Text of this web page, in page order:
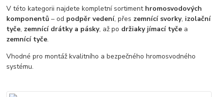
V této kategorii najdete kompletní sortiment hromosvodových
komponentů – od podpěr vedení, přes zemnící svorky, izolační
tyče, zemnící drátky a pásky, až po držiaky jímací tyče a
zemnící tyče.
Vhodné pro montáž kvalitního a bezpečného hromosvodného
systému.